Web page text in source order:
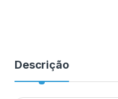
Descrição